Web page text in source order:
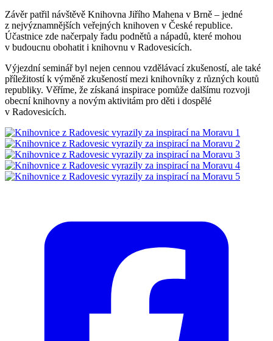
Závěr patřil návštěvě Knihovna Jiřího Mahena v Brně – jedné
z nejvýznamnějších veřejných knihoven v České republice.
Účastnice zde načerpaly řadu podnětů a nápadů, které mohou
v budoucnu obohatit i knihovnu v Radovesicích.
Výjezdní seminář byl nejen cennou vzdělávací zkušeností, ale také
příležitostí k výměně zkušeností mezi knihovníky z různých koutů
republiky. Věříme, že získaná inspirace pomůže dalšímu rozvoji
obecní knihovny a novým aktivitám pro děti i dospělé
v Radovesicích.